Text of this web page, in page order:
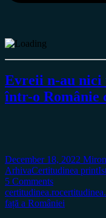
Evreii n-au nici
într-o Românie
December 18, 2022
ArhivaCertitudinea print
5 Comments
certitudinea.ro
față a României